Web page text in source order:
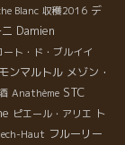
Blanc 収穫2016 デ
Damien
ート・ド・ブルイイ
ンマルトル メゾン・
Anathème STC
ピエール・アリエ ト
Haut フルーリー